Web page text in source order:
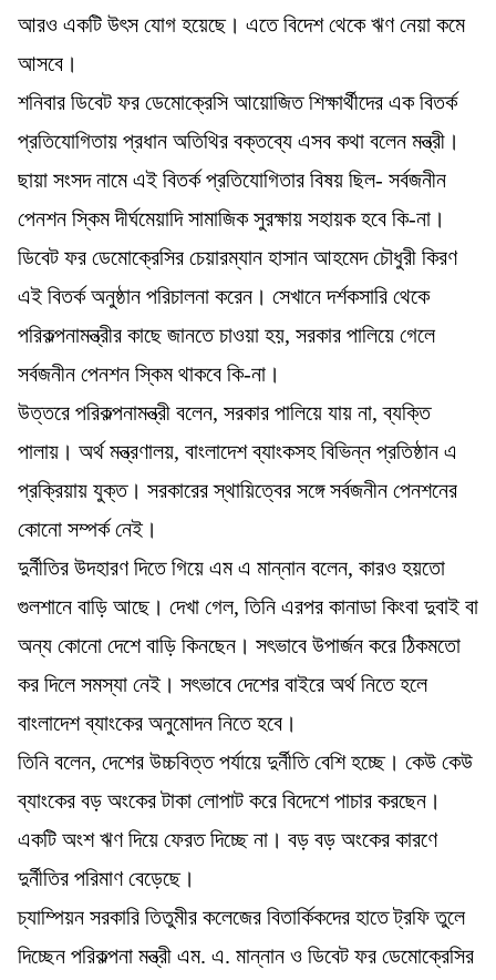
আরও একটি উৎস যোগ হয়েছে। এতে বিদেশ থেকে ঋণ নেয়া কমে
আসবে।
শনিবার ডিবেট ফর ডেমোক্রেসি আয়োজিত শিক্ষার্থীদের এক বিতর্ক
প্রতিযোগিতায় প্রধান অতিথির বক্তব্যে এসব কথা বলেন মন্ত্রী।
ছায়া সংসদ নামে এই বিতর্ক প্রতিযোগিতার বিষয় ছিল- সর্বজনীন
পেনশন স্কিম দীর্ঘমেয়াদি সামাজিক সুরক্ষায় সহায়ক হবে কি-না।
ডিবেট ফর ডেমোক্রেসির চেয়ারম্যান হাসান আহমেদ চৌধুরী কিরণ
এই বিতর্ক অনুষ্ঠান পরিচালনা করেন। সেখানে দর্শকসারি থেকে
পরিকল্পনামন্ত্রীর কাছে জানতে চাওয়া হয়, সরকার পালিয়ে গেলে
সর্বজনীন পেনশন স্কিম থাকবে কি-না।
উত্তরে পরিকল্পনামন্ত্রী বলেন, সরকার পালিয়ে যায় না, ব্যক্তি
পালায়। অর্থ মন্ত্রণালয়, বাংলাদেশ ব্যাংকসহ বিভিন্ন প্রতিষ্ঠান এ
প্রক্রিয়ায় যুক্ত। সরকারের স্থায়িত্বের সঙ্গে সর্বজনীন পেনশনের
কোনো সম্পর্ক নেই।
দুর্নীতির উদহারণ দিতে গিয়ে এম এ মান্নান বলেন, কারও হয়তো
গুলশানে বাড়ি আছে। দেখা গেল, তিনি এরপর কানাডা কিংবা দুবাই বা
অন্য কোনো দেশে বাড়ি কিনছেন। সৎভাবে উপার্জন করে ঠিকমতো
কর দিলে সমস্যা নেই। সৎভাবে দেশের বাইরে অর্থ নিতে হলে
বাংলাদেশ ব্যাংকের অনুমোদন নিতে হবে।
তিনি বলেন, দেশের উচ্চবিত্ত পর্যায়ে দুর্নীতি বেশি হচ্ছে। কেউ কেউ
ব্যাংকের বড় অংকের টাকা লোপাট করে বিদেশে পাচার করছেন।
একটি অংশ ঋণ দিয়ে ফেরত দিচ্ছে না। বড় বড় অংকের কারণে
দুর্নীতির পরিমাণ বেড়েছে।
চ্যাম্পিয়ন সরকারি তিতুমীর কলেজের বিতার্কিকদের হাতে ট্রফি তুলে
দিচ্ছেন পরিকল্পনা মন্ত্রী এম. এ. মান্নান ও ডিবেট ফর ডেমোক্রেসির